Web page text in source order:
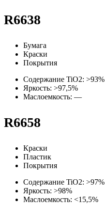
R6638
Бумага
Краски
Покрытия
Содержание TiO2: >93%
Яркость: >97,5%
Маслоемкость: —
R6658
Краски
Пластик
Покрытия
Содержание TiO2: >97%
Яркость: >98%
Маслоемкость: <15,5%